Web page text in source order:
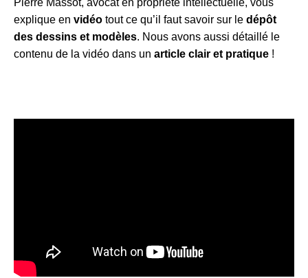
Pierre Massot, avocat en propriété intellectuelle, vous
explique en vidéo tout ce qu’il faut savoir sur le dépôt
des dessins et modèles. Nous avons aussi détaillé le
contenu de la vidéo dans un article clair et pratique !